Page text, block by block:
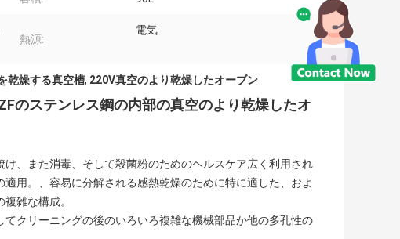
熱源:
電気
乾燥する真空槽, 220V真空のより乾燥したオーブン
のステンレス鋼の内部の真空のより乾燥したオ
、また消毒、そして殺菌粉のためのヘルスケア広く利用され
用。、容易に分解される感熱乾燥のために特に適した、およ
雑な構成。
クリーニングの後のいろいろ複雑な機械部品か他の多孔性の